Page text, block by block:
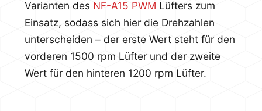
Varianten des NF-A15 PWM Lüfters zum
Einsatz, sodass sich hier die Drehzahlen
unterscheiden – der erste Wert steht für den
vorderen 1500 rpm Lüfter und der zweite
Wert für den hinteren 1200 rpm Lüfter.